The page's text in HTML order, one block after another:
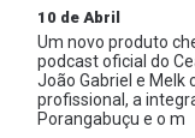
10 de Abril
Um novo produto
podcast oficial do
João Gabriel e Melk
profissional, a
Porangabuçu e o m